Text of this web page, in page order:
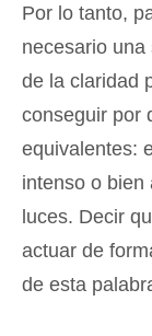
Por lo tanto,
necesario
de la claridad
conseguir por
equivalentes:
intenso o bien
luces. Decir
actuar de
de esta